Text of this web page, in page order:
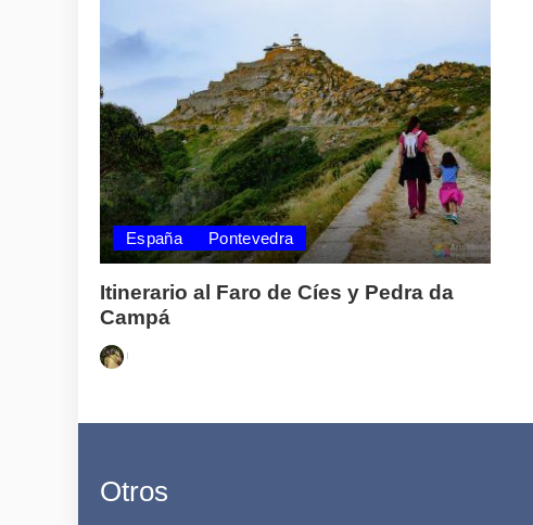
España Pontevedra
Itinerario al Faro de Cíes y Pedra da
Campá
Posted
Otros